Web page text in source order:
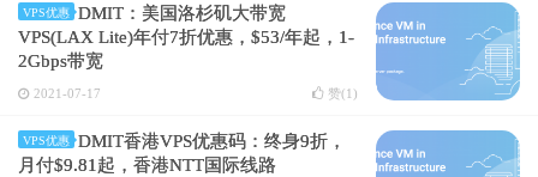
VPS优惠
DMIT：美国洛杉矶大带宽
VPS(LAX Lite)年付7折优惠，$53/年起，1-
2Gbps带宽
2021-07-17 赞(1 )
VPS优惠
DMIT香港VPS优惠码：终身9折，
月付$9.81起，香港NTT国际线路